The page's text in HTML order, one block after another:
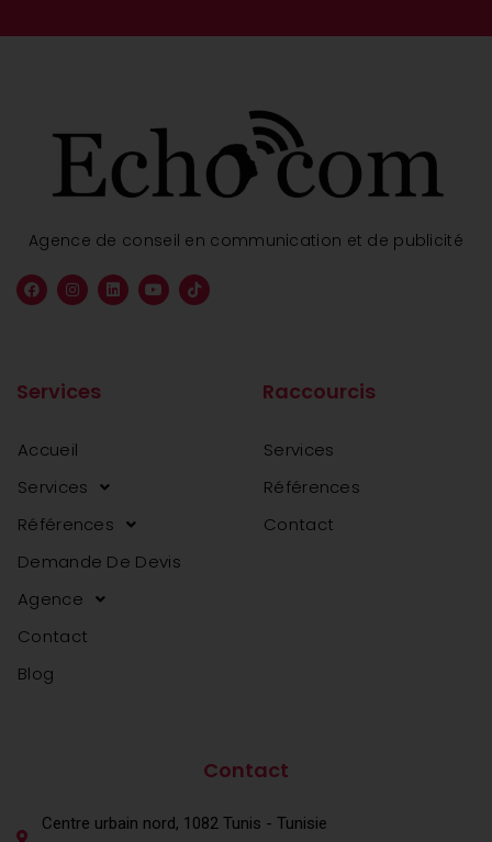
Agence de conseil en communication et de publicité
Services
Accueil
Services
Références
Demande De Devis
Agence
Contact
Blog
Raccourcis
Services
Références
Contact
Contact
Centre urbain nord, 1082 Tunis - Tunisie